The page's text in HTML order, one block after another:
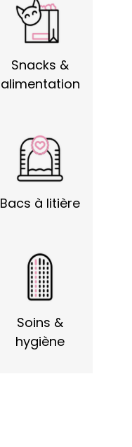
Snacks &
alimentation
Bacs à litière
Soins &
hygiène